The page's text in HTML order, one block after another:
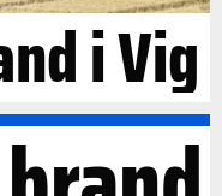
i Vig